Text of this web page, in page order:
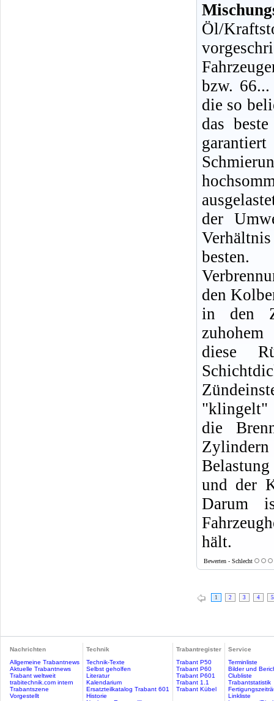
Öl/
bzw.
die so
das
garantiert
der
den
in den
diese
"klingelt"
die
und der
Darum
hält.
Bewerten - Schlecht
1 2 3 4 5
Nachrichten
Allgemeine Trabantnews
Aktuelle Trabantnews
Trabant weltweit
trabitechnik.com intern
Trabantszene
Vorgestellt
Technik
Technik-Texte
Selbst geholfen
Literatur
Kalendarium
Ersatzteilkatalog Trabant 601
Historie
Trabantregister
Trabant P50
Trabant P60
Trabant P601
Trabant 1.1
Trabant Kübel
Service
Terminliste
Bilder und
Clubliste
Trabantstatistik
Linkliste